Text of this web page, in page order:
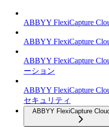
ABBYY FlexiCapture
ABBYY FlexiCapture
ABBYY FlexiCapture
ーション
ABBYY FlexiCapture
セキュリティ
ABBYY FlexiCapture